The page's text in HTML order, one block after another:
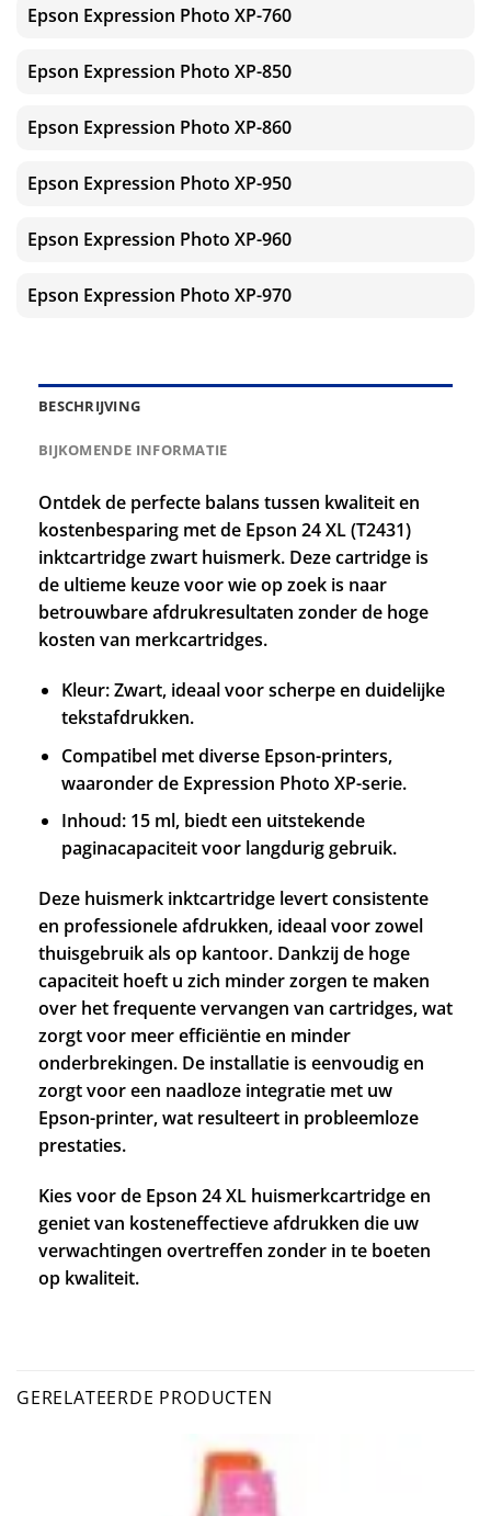
Epson Expression Photo XP-760
Epson Expression Photo XP-850
Epson Expression Photo XP-860
Epson Expression Photo XP-950
Epson Expression Photo XP-960
Epson Expression Photo XP-970
BESCHRIJVING
BIJKOMENDE INFORMATIE
Ontdek de perfecte balans tussen kwaliteit en
kostenbesparing met de Epson 24 XL (T2431)
inktcartridge zwart huismerk. Deze cartridge is
de ultieme keuze voor wie op zoek is naar
betrouwbare afdrukresultaten zonder de hoge
kosten van merkcartridges.
Kleur: Zwart, ideaal voor scherpe en duidelijke
tekstafdrukken.
Compatibel met diverse Epson-printers,
waaronder de Expression Photo XP-serie.
Inhoud: 15 ml, biedt een uitstekende
paginacapaciteit voor langdurig gebruik.
Deze huismerk inktcartridge levert consistente
en professionele afdrukken, ideaal voor zowel
thuisgebruik als op kantoor. Dankzij de hoge
capaciteit hoeft u zich minder zorgen te maken
over het frequente vervangen van cartridges, wat
zorgt voor meer efficiëntie en minder
onderbrekingen. De installatie is eenvoudig en
zorgt voor een naadloze integratie met uw
Epson-printer, wat resulteert in probleemloze
prestaties.
Kies voor de Epson 24 XL huismerkcartridge en
geniet van kosteneffectieve afdrukken die uw
verwachtingen overtreffen zonder in te boeten
op kwaliteit.
GERELATEERDE PRODUCTEN